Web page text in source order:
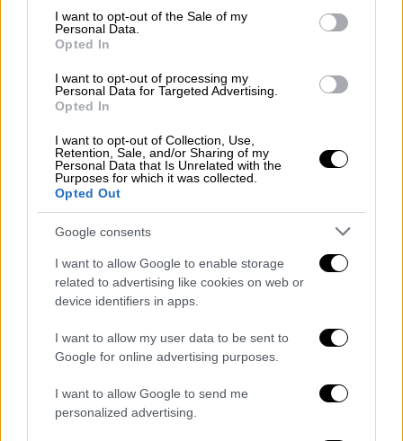
consent section.
I want to opt-out of the Sale of my
Personal Data.
Opted In
I want to opt-out of processing my
Personal Data for Targeted Advertising.
Opted In
I want to opt-out of Collection, Use,
Retention, Sale, and/or Sharing of my
Personal Data that Is Unrelated with the
Purposes for which it was collected.
Opted Out
Google consents
I want to allow Google to enable storage
related to advertising like cookies on web or
device identifiers in apps.
I want to allow my user data to be sent to
Google for online advertising purposes.
I want to allow Google to send me
personalized advertising.
κείμενο για τη Σύνοδο Κορυφής που θα γίνει
την Πέμπτη και δεν εκδόθηκε ανακοινωθέν.
Πολλοί διπλωμάτες στις Βρυξέλλες ήδη
μιλούν για αδυναμία συμφωνίας των
υπουργών για μια ουσιαστική παρέμβαση για
τον περιορισμό του οικονομικού αντίκτυπου
της πανδημίας. Ωστόσο, οι συμμετέχοντες
τόνισαν ότι δεν υπήρξε ανακοινωθέν
ακριβώς γιατί ο χαρακτήρας
του Eurogroup ήταν προπαρασκευαστικός.
Ο Επίτροπος Τζεντιλόνι, από την
αυτοαπομόνωση από την οποία βρίσκεται
αφού συνεργάτης του βρέθηκε θετικός στον
κορονοϊό, τόνισε ότι «η ΕΕ αντέδρασε
γρήγορα και δυναμικά, μέσα σε λίγους μήνες
έλαβε μέτρα που κανείς δεν θα μπορούσε να
φανταστεί». Επανέλαβε τα βήματα που έχει